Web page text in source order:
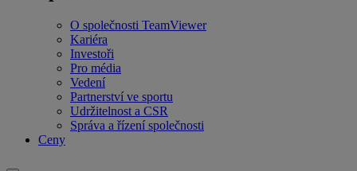
O společnosti TeamViewer
Kariéra
Investoři
Pro média
Vedení
Partnerství ve sportu
Udržitelnost a CSR
Správa a řízení společnosti
Ceny